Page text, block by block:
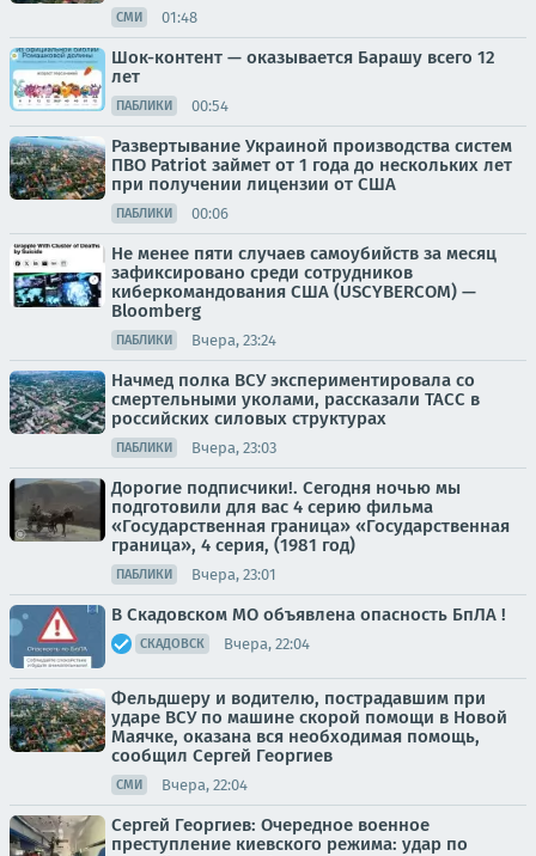
СМИ 01:48
Шок-контент — оказывается Барашу всего 12
лет
ПАБЛИКИ 00:54
Развертывание Украиной производства систем
ПВО Patriot займет от 1 года до нескольких лет
при получении лицензии от США
ПАБЛИКИ 00:06
Не менее пяти случаев самоубийств за месяц
зафиксировано среди сотрудников
киберкомандования США (USCYBERCOM) —
Bloomberg
ПАБЛИКИ Вчера, 23:24
Начмед полка ВСУ экспериментировала со
смертельными уколами, рассказали ТАСС в
российских силовых структурах
ПАБЛИКИ Вчера, 23:03
Дорогие подписчики!. Сегодня ночью мы
подготовили для вас 4 серию фильма
«Государственная граница» «Государственная
граница», 4 серия, (1981 год)
ПАБЛИКИ Вчера, 23:01
В Скадовском МО объявлена опасность БпЛА !
СКАДОВСК Вчера, 22:04
Фельдшеру и водителю, пострадавшим при
ударе ВСУ по машине скорой помощи в Новой
Маячке, оказана вся необходимая помощь,
сообщил Сергей Георгиев
СМИ Вчера, 22:04
Сергей Георгиев: Очередное военное
преступление киевского режима: удар по